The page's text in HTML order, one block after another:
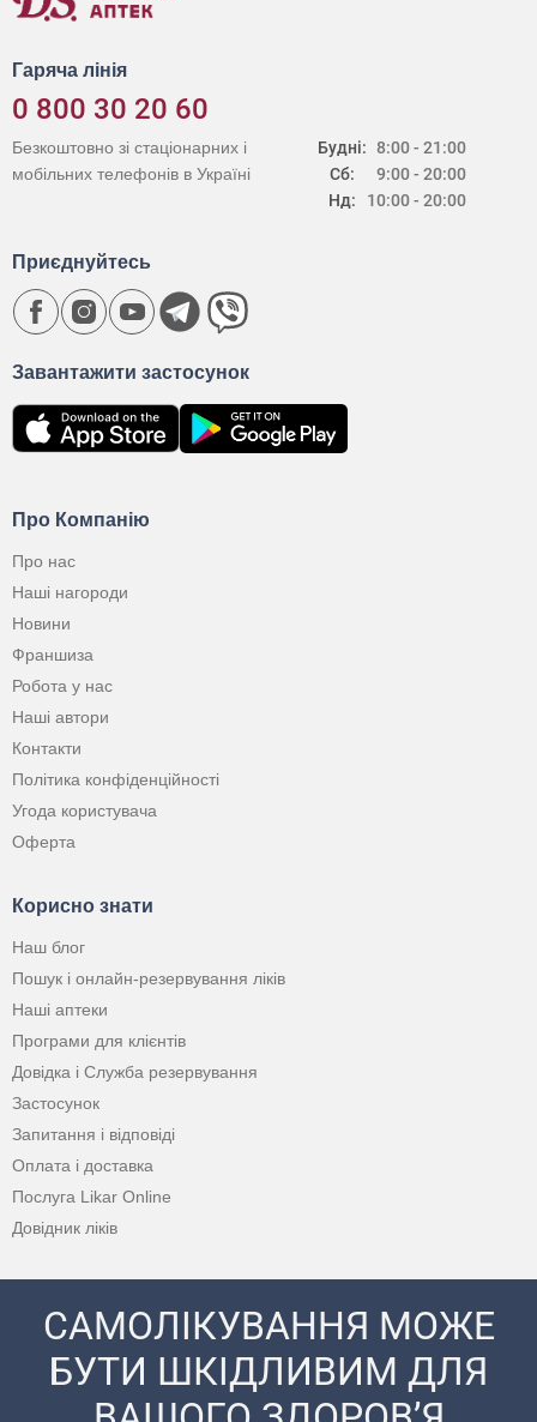
Гаряча лінія
0 800 30 20 60
Будні:
Сб:
Нд:
8:00 - 21:00
9:00 - 20:00
10:00 - 20:00
Безкоштовно зі стаціонарних і
мобільних телефонів в Україні
Про Компанію
Про нас
Наші нагороди
Новини
Франшиза
Робота у нас
Наші автори
Контакти
Політика конфіденційності
Угода користувача
Оферта
Корисно знати
Наш блог
Пошук і онлайн-резервування ліків
Наші аптеки
Програми для клієнтів
Довідка і Служба резервування
Застосунок
Запитання і відповіді
Оплата і доставка
Послуга Likar Online
Довідник ліків
Завантажити застосунок
Приєднуйтесь
САМОЛІКУВАННЯ МОЖЕ
БУТИ ШКІДЛИВИМ ДЛЯ